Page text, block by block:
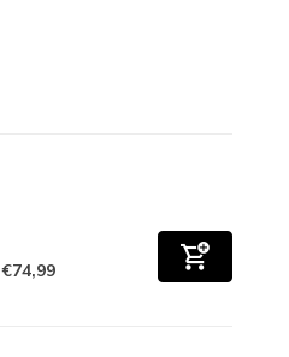
€74,99